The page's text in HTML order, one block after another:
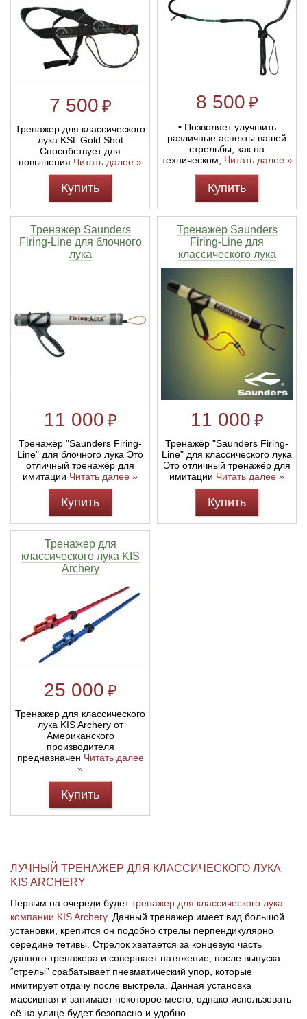
7 500 ₽
Тренажер для классического
лука KSL Gold Shot
Способствует для
повышения Читать далее »
Купить
8 500 ₽
• Позволяет улучшить
различные аспекты вашей
стрельбы, как на
техническом, Читать далее »
Купить
Тренажёр Saunders
Firing-Line для блочного
лука
11 000 ₽
Тренажёр "Saunders Firing-
Line" для блочного лука Это
отличный тренажёр для
имитации Читать далее »
Купить
Тренажёр Saunders
Firing-Line для
классического лука
11 000 ₽
Тренажёр "Saunders Firing-
Line" для классического лука
Это отличный тренажёр для
имитации Читать далее »
Купить
Тренажер для
классического лука KIS
Archery
25 000 ₽
Тренажер для классического
лука KIS Archery от
Американского
производителя
предназначен Читать далее
»
Купить
ЛУЧНЫЙ ТРЕНАЖЕР ДЛЯ КЛАССИЧЕСКОГО ЛУКА
KIS ARCHERY
Первым на очереди будеттренажер для классического лука
компании KIS Archery. Данный тренажер имеет вид большой
установки, крепится он подобно стрелы перпендикулярно
середине тетивы. Стрелок хватается за концевую часть
данного тренажера и совершает натяжение, после выпуска
“стрелы” срабатывает пневматический упор, которые
имитирует отдачу после выстрела. Данная установка
массивная и занимает некоторое место, однако использовать
её на улице будет безопасно и удобно.